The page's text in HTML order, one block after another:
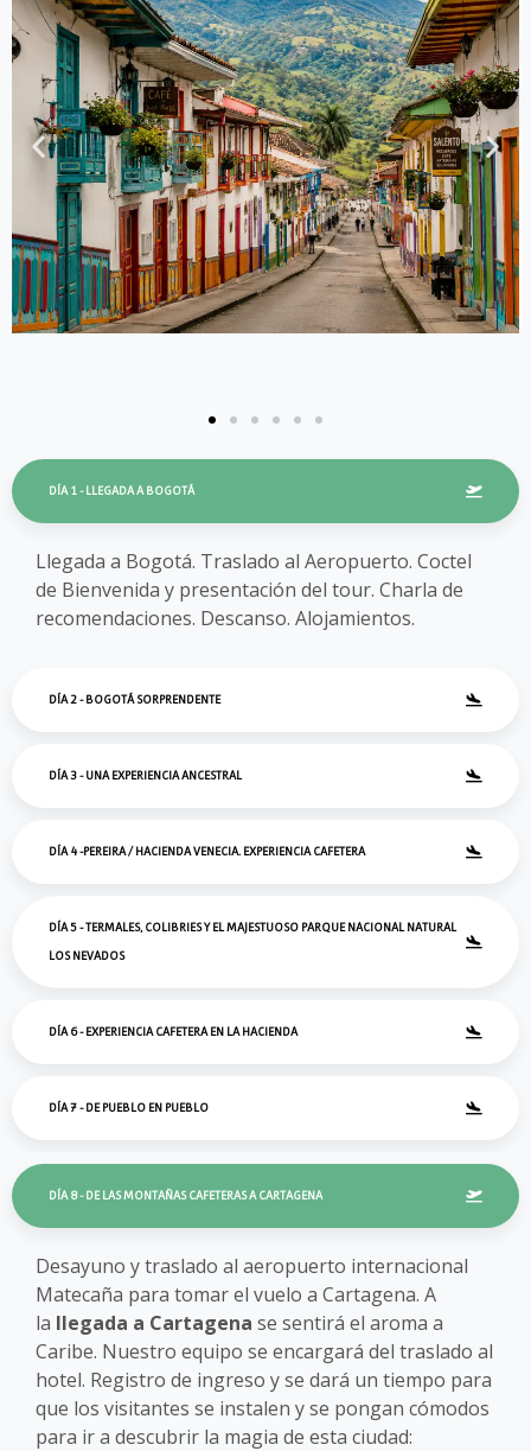
DÍA 1 - LLEGADA A BOGOTÁ
Llegada a Bogotá. Traslado al Aeropuerto. Coctel
de Bienvenida y presentación del tour. Charla de
recomendaciones. Descanso. Alojamientos.
DÍA 2 - BOGOTÁ SORPRENDENTE
DÍA 3 - UNA EXPERIENCIA ANCESTRAL
DÍA 4 -PEREIRA / HACIENDA VENECIA. EXPERIENCIA CAFETERA
DÍA 5 - TERMALES, COLIBRIES Y EL MAJESTUOSO PARQUE NACIONAL NATURAL
LOS NEVADOS
DÍA 6 - EXPERIENCIA CAFETERA EN LA HACIENDA
DÍA 7 - DE PUEBLO EN PUEBLO
DÍA 8 - DE LAS MONTAÑAS CAFETERAS A CARTAGENA
Desayuno y traslado al aeropuerto internacional
Matecaña para tomar el vuelo a Cartagena. A
la llegada a Cartagena se sentirá el aroma a
Caribe. Nuestro equipo se encargará del traslado al
hotel. Registro de ingreso y se dará un tiempo para
que los visitantes se instalen y se pongan cómodos
para ir a descubrir la magia de esta ciudad: